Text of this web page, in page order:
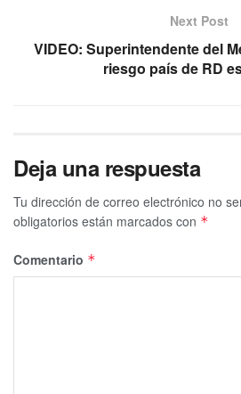
Next Post
VIDEO: Superintendente del
riesgo país de RD
Deja una respuesta
Tu dirección de correo electrónico no
obligatorios están marcados con *
Comentario *